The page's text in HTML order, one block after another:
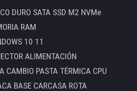
DURO SATA SSD M2 NVMe
RAM
10 11
ALIMENTACIÓN
CAMBIO PASTA TÉRMICA CPU
BASE CARCASA ROTA